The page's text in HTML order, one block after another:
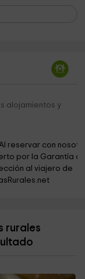
3,6 km
5,8 km
alojamientos y
reservar con
por la Garantía
al viajero de
rurales